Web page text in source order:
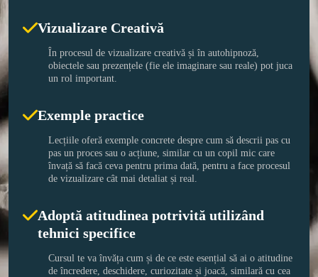
Vizualizare Creativă
În procesul de vizualizare creativă și în autohipnoză,
obiectele sau prezențele (fie ele imaginare sau reale) pot juca
un rol important.
Exemple practice
Lecțiile oferă exemple concrete despre cum să descrii pas cu
pas un proces sau o acțiune, similar cu un copil mic care
învață să facă ceva pentru prima dată, pentru a face procesul
de vizualizare cât mai detaliat și real.
Adoptă atitudinea potrivită utilizând
tehnici specifice
Cursul te va învăța cum și de ce este esențial să ai o atitudine
de încredere, deschidere, curiozitate și joacă, similară cu cea